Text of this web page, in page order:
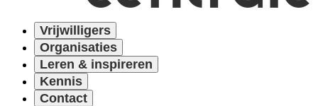
Vrijwilligers
Organisaties
Leren & inspireren
Kennis
Contact